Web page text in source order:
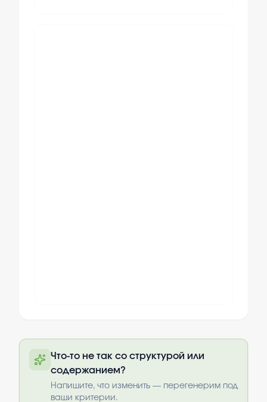
оплаты
Что-то не так со структурой или
содержанием?
Напишите, что изменить — перегенерим под
ваши критерии.